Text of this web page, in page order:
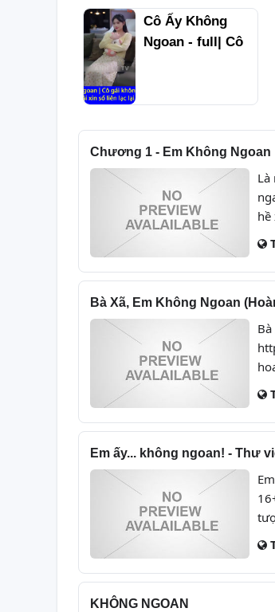
Cô Ấy Không
Ngoan - full| Cô
cô bị ép phải xin
chính
Chương 1 - Em Không Ngoan
Là
hề
Bà Xã, Em Không Ngoan
Em ấy... không ngoan! - Thư
KHÔNG NGOAN